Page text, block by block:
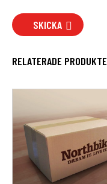
SKICKA
RELATERADE